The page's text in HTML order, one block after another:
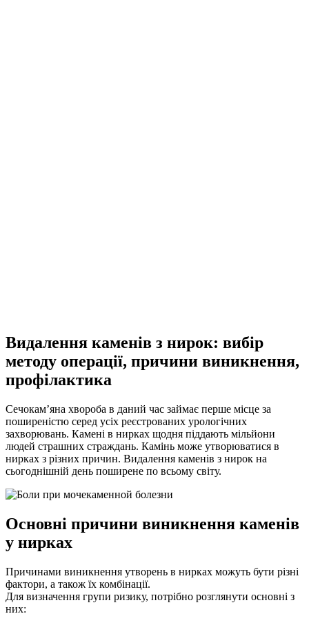
Видалення каменів з нирок: вибір
методу операції, причини виникнення,
профілактика
Сечокам’яна хвороба в даний час займає перше місце за
поширеністю серед усіх реєстрованих урологічних
захворювань. Камені в нирках щодня піддають мільйони
людей страшних страждань. Камінь може утворюватися в
нирках з різних причин. Видалення каменів з нирок на
сьогоднішній день поширене по всьому світу.
Основні причини виникнення каменів
у нирках
Причинами виникнення утворень в нирках можуть бути різні
фактори, а також їх комбінації.
Для визначення групи ризику, потрібно розглянути основні з
них: